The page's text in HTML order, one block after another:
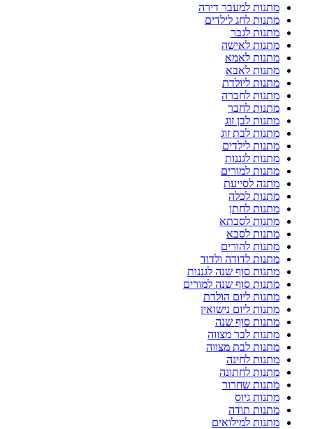
מתנות למעבר דירה
מתנות לחג לילדים
מתנות לגבר
מתנות לאישה
מתנות לאמא
מתנות לאבא
מתנות ליולדת
מתנות לחברה
מתנות לחבר
מתנות לבן זוג
מתנות לבת זוג
מתנות לילדים
מתנות לגננות
מתנות למורים
מתנה לסייעת
מתנות לכלה
מתנות לחתן
מתנות לסבתא
מתנות לסבא
מתנות להורים
מתנות לדודה ולדוד
מתנות סוף שנה לגננות
מתנות סוף שנה למורים
מתנות ליום הולדת
מתנות ליום נישואין
מתנות סוף שנה
מתנות לבר מצווה
מתנות לבת מצווה
מתנות לחינה
מתנות לחתונה
מתנות שחרור
מתנות גיוס
מתנות תודה
מתנות למילואים